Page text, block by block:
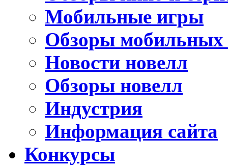
Мобильные игры
Обзоры мобильных
Новости новелл
Обзоры новелл
Индустрия
Информация сайта
Конкурсы